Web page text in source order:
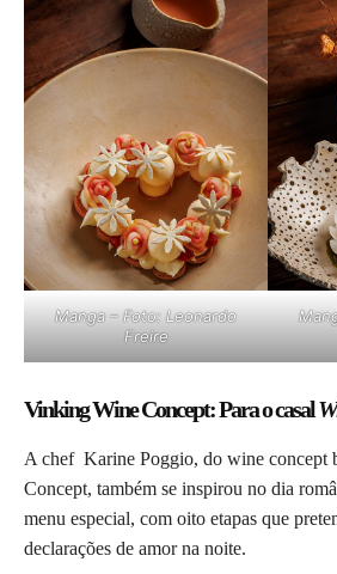
Manga – Foto: Leonardo
Freire
Vinking Wine Concept: Para o casal
A chef Karine Poggio, do wine concept
Concept, também se inspirou no dia
menu especial, com oito etapas que
declarações de amor na noite.